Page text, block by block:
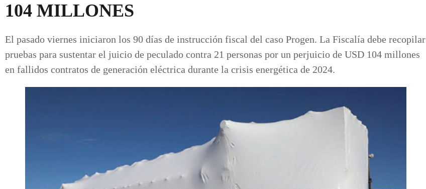
104 MILLONES
El pasado viernes iniciaron los 90 días de instrucción fiscal del caso Progen. La Fiscalía debe recopilar
pruebas para sustentar el juicio de peculado contra 21 personas por un perjuicio de USD 104 millones
en fallidos contratos de generación eléctrica durante la crisis energética de 2024.